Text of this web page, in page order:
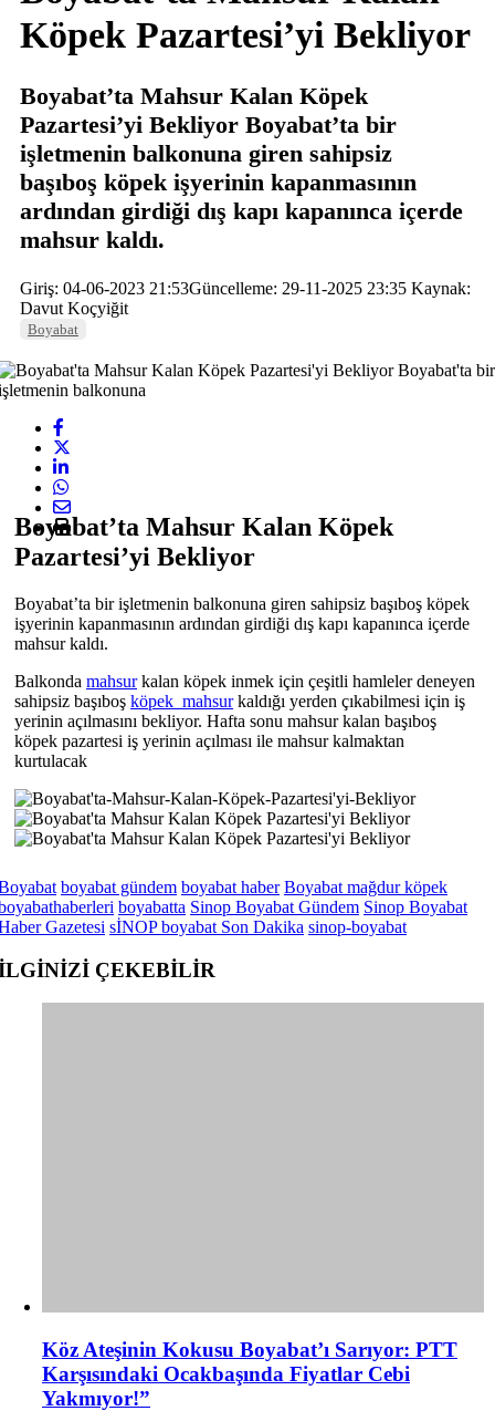
Köpek Pazartesi’yi Bekliyor
Boyabat’ta Mahsur Kalan Köpek
Pazartesi’yi Bekliyor Boyabat’ta bir
işletmenin balkonuna giren sahipsiz
başıboş köpek işyerinin kapanmasının
ardından girdiği dış kapı kapanınca içerde
mahsur kaldı.
Giriş: 04-06-2023 21:53Güncelleme: 29-11-2025 23:35 Kaynak:
Davut Koçyiğit
Boyabat
Boyabat’ta Mahsur Kalan Köpek
Pazartesi’yi Bekliyor
Boyabat’ta bir işletmenin balkonuna giren sahipsiz başıboş köpek
işyerinin kapanmasının ardından girdiği dış kapı kapanınca içerde
mahsur kaldı.
Balkonda mahsurkalan köpek inmek için çeşitli hamleler deneyen
sahipsiz başıboş köpek mahsurkaldığı yerden çıkabilmesi için iş
yerinin açılmasını bekliyor. Hafta sonu mahsur kalan başıboş
köpek pazartesi iş yerinin açılması ile mahsur kalmaktan
kurtulacak
boyabat gündem boyabat haber Boyabat mağdur köpek
boyabatta Sinop Boyabat Gündem Sinop Boyabat
Gazetesi sİNOP boyabat Son Dakika sinop-boyabat
ÇEKEBİLİR
Köz Ateşinin Kokusu Boyabat’ı Sarıyor: PTT
Karşısındaki Ocakbaşında Fiyatlar Cebi
Yakmıyor!”